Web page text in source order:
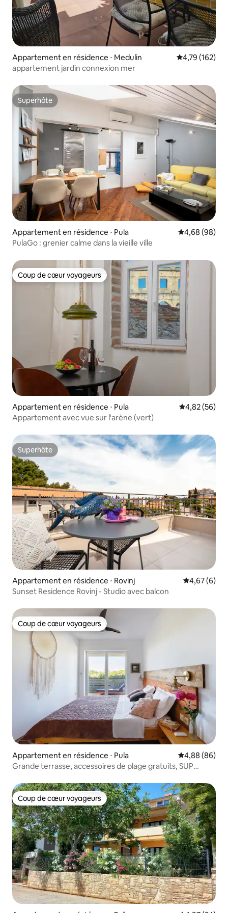
Appartement en résidence ⋅ Medulin Évaluation
4,79 (162)
appartement jardin connexion mer
Superhôte
Superhôte
Appartement en résidence ⋅ Pula Évaluation
4,68 (98)
PulaGo : grenier calme dans la vieille ville
Coup de cœur voyageurs
Coup de cœur voyageurs
Appartement en résidence ⋅ Pula Évaluation
4,82 (56)
Appartement avec vue sur l'arène (vert)
Superhôte
Superhôte
Appartement en résidence ⋅ Rovinj Évaluation
4,67 (6)
Sunset Residence Rovinj - Studio avec balcon
Coup de cœur voyageurs
Coup de cœur voyageurs
Appartement en résidence ⋅ Pula Évaluation
4,88 (86)
Grande terrasse, accessoires de plage gratuits, SUP
Coup de cœur voyageurs
Coup de cœur voyageurs